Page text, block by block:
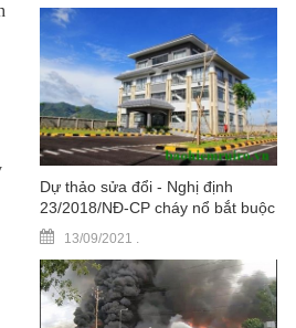
Dự thảo sửa đổi - Nghị định
23/2018/NĐ-CP cháy nổ bắt buộc
13/09/2021 .